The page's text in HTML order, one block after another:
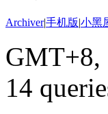
Archiver|手机版|小黑
GMT+8,
14